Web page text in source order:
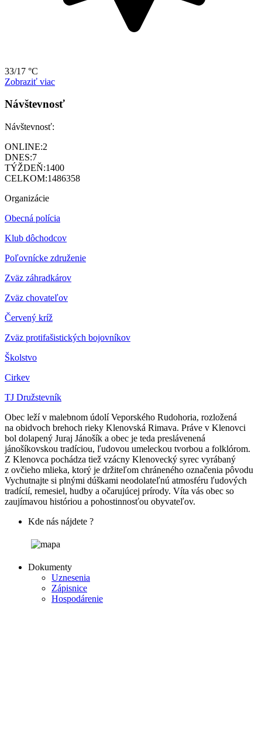
33/17 °C
Zobraziť viac
Návštevnosť
Návštevnosť:
ONLINE:2
DNES:7
TÝŽDEŇ:1400
CELKOM:1486358
Organizácie
Obecná polícia
Klub dôchodcov
Poľovnícke združenie
Zväz záhradkárov
Zväz chovateľov
Červený kríž
Zväz protifašistických bojovníkov
Školstvo
Cirkev
TJ Družstevník
Obec leží v malebnom údolí Veporského Rudohoria, rozložená
na obidvoch brehoch rieky Klenovská Rimava. Práve v Klenovci
bol dolapený Juraj Jánošík a obec je teda preslávenená
jánošíkovskou tradíciou, ľudovou umeleckou tvorbou a folklórom.
Z Klenovca pochádza tiež vzácny Klenovecký syrec vyrábaný
z ovčieho mlieka, ktorý je držiteľom chráneného označenia pôvodu
Vychutnajte si plnými dúškami neodolateľnú atmosféru ľudových
tradícií, remesiel, hudby a očarujúcej prírody. Víta vás obec so
zaujímavou históriou a pohostinnosťou obyvateľov.
Kde nás nájdete ?
Dokumenty
Uznesenia
Zápisnice
Hospodárenie